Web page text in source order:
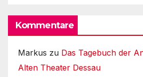
Kommentare
Markus zu Das Tagebuch der
Alten Theater Dessau